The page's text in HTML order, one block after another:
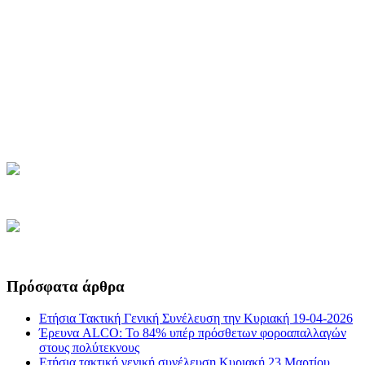
Πρόσφατα άρθρα
Ετήσια Τακτική Γενική Συνέλευση την Κυριακή 19-04-2026
Έρευνα ALCO: Το 84% υπέρ πρόσθετων φοροαπαλλαγών
στους πολύτεκνους
Ετήσια τακτική γενική συνέλευση Κυριακή 23 Μαρτίου